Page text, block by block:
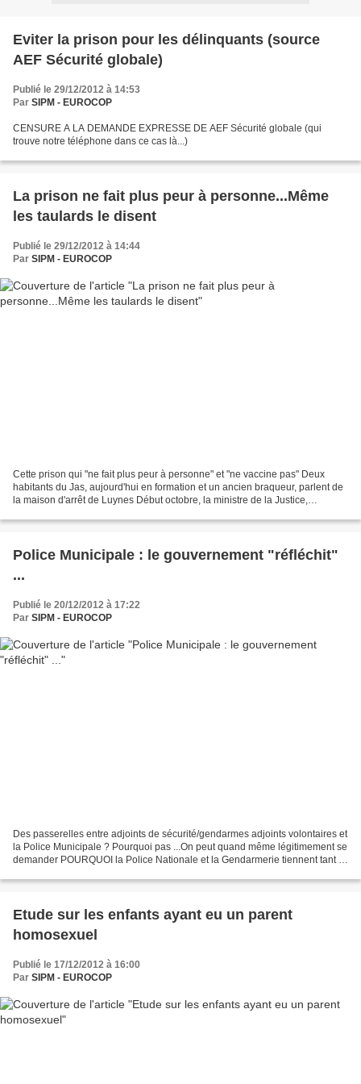
Eviter la prison pour les délinquants (source
AEF Sécurité globale)
Publié le 29/12/2012 à 14:53
Par SIPM - EUROCOP
CENSURE A LA DEMANDE EXPRESSE DE AEF Sécurité globale (qui
trouve notre téléphone dans ce cas là...)
La prison ne fait plus peur à personne...Même
les taulards le disent
Publié le 29/12/2012 à 14:44
Par SIPM - EUROCOP
Cette prison qui "ne fait plus peur à personne" et "ne vaccine pas" Deux
habitants du Jas, aujourd'hui en formation et un ancien braqueur, parlent de
la maison d'arrêt de Luynes Début octobre, la ministre de la Justice,
Police Municipale : le gouvernement "réfléchit"
...
Publié le 20/12/2012 à 17:22
Par SIPM - EUROCOP
Des passerelles entre adjoints de sécurité/gendarmes adjoints volontaires et
la Police Municipale ? Pourquoi pas ...On peut quand même légitimement se
demander POURQUOI la Police Nationale et la Gendarmerie tiennent tant à
Etude sur les enfants ayant eu un parent
homosexuel
Publié le 17/12/2012 à 16:00
Par SIPM - EUROCOP